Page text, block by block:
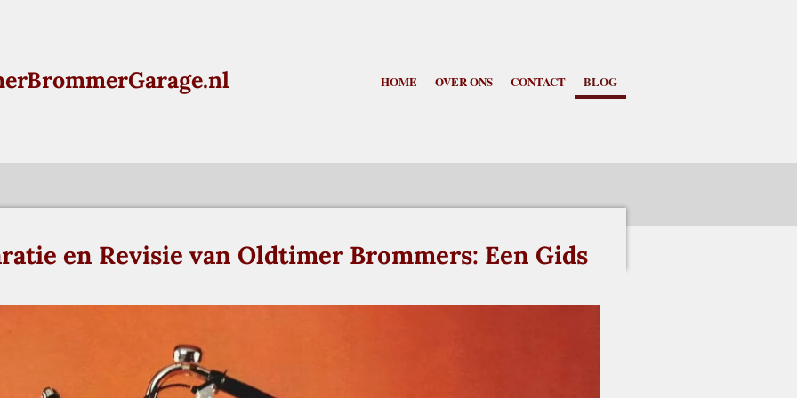
HOME OVER ONS CONTACT BLOG
en Revisie van Oldtimer Brommers: Een Gids